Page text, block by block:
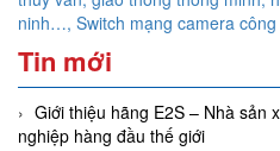
ninh…, Switch mạng camera
Tin mới
Giới thiệu hãng E2S – Nhà sản
nghiệp hàng đầu thế giới